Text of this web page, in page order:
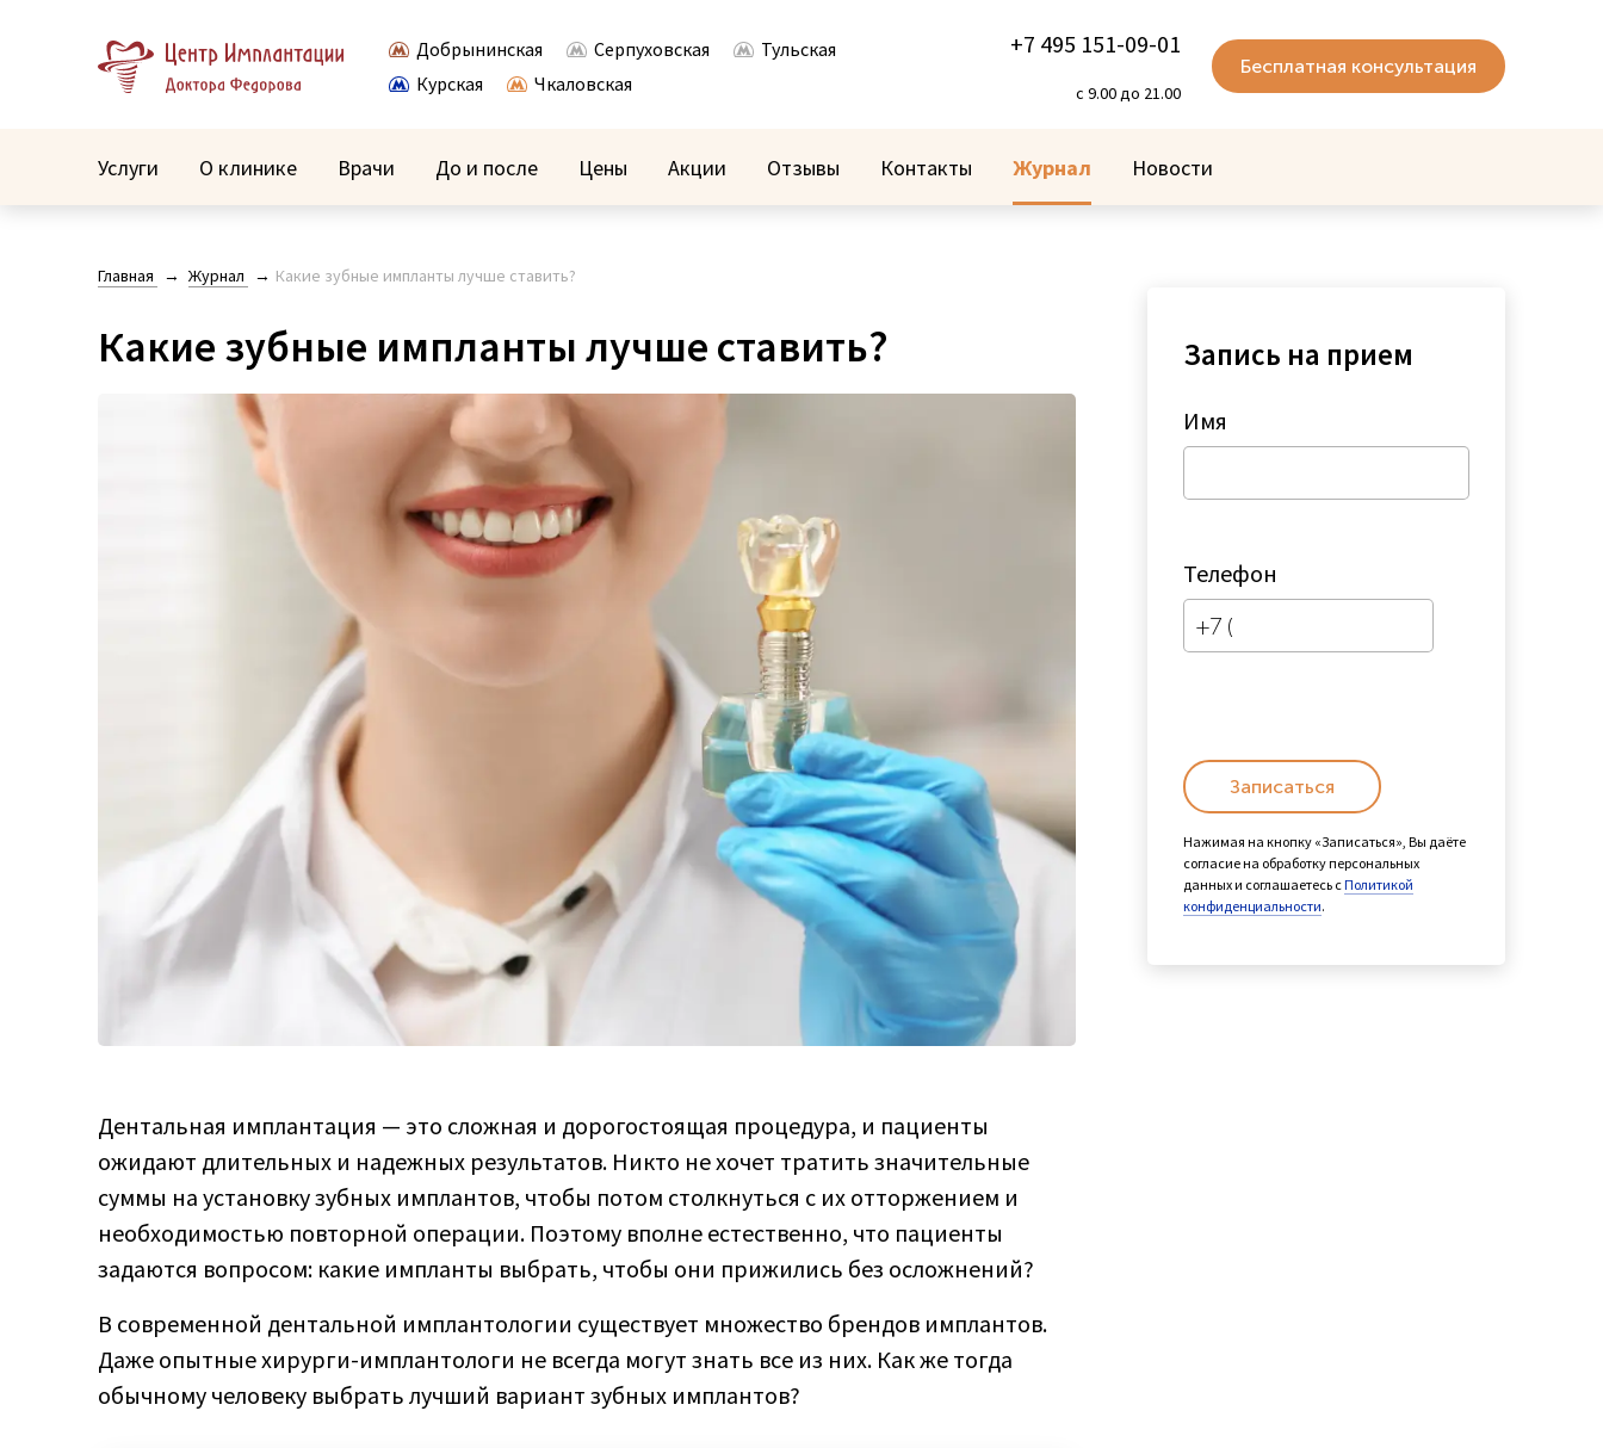
Добрынинская Серпуховская
Тульская
Курская
Чкаловская
+7 495 151-09-01
с 9.00 до 21.00
Бесплатная консультация
Услуги О клинике Врачи До и после Цены Акции Отзывы Контакты Журнал Новости
Главная Журнал Какие зубные импланты лучше ставить?
Какие зубные импланты лучше ставить?
Дентальная имплантация — это сложная и дорогостоящая процедура, и пациенты
ожидают длительных и надежных результатов. Никто не хочет тратить значительные
суммы на установку зубных имплантов, чтобы потом столкнуться с их отторжением и
необходимостью повторной операции. Поэтому вполне естественно, что пациенты
задаются вопросом: какие импланты выбрать, чтобы они прижились без осложнений?
В современной дентальной имплантологии существует множество брендов имплантов.
Даже опытные хирурги-имплантологи не всегда могут знать все из них. Как же тогда
обычному человеку выбрать лучший вариант зубных имплантов?
Запись на прием
Имя
Телефон
Записаться
Нажимая на кнопку «Записаться», Вы даёте
согласие на обработку персональных
данных и соглашаетесь сПолитикой
конфиденциальности.